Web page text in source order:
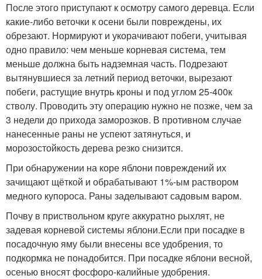
После этого приступают к осмотру самого деревца. Если
какие-либо веточки к осени были повреждены, их
обрезают. Нормируют и укорачивают побеги, учитывая
одно правило: чем меньше корневая система, тем
меньше должна быть надземная часть. Подрезают
вытянувшиеся за летний период веточки, вырезают
побеги, растущие внутрь кроны и под углом 25-400к
стволу. Проводить эту операцию нужно не позже, чем за
3 недели до прихода заморозков. В противном случае
нанесенные раны не успеют затянуться, и
морозостойкость дерева резко снизится.
При обнаружении на коре яблони повреждений их
зачищают щёткой и обрабатывают 1%-ым раствором
медного купороса. Раны заделывают садовым варом.
Почву в приствольном круге аккуратно рыхлят, не
задевая корневой системы яблони.Если при посадке в
посадочную яму были внесены все удобрения, то
подкормка не понадобится. При посадке яблони весной,
осенью вносят фосфоро-калийные удобрения.